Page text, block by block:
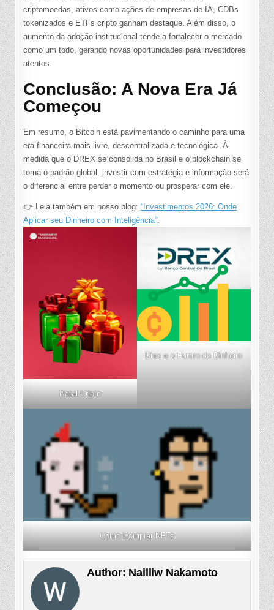
criptomoedas, ativos como ações de empresas de IA, CDBs
tokenizados e ETFs cripto ganham destaque. Além disso, o
aumento da adoção institucional tende a fortalecer o mercado
como um todo, gerando novas oportunidades para investidores
atentos.
Conclusão: A Nova Era Já
Começou
Em resumo, o Bitcoin está pavimentando o caminho para uma
era financeira mais livre, descentralizada e tecnológica. À
medida que o DREX se consolida no Brasil e o blockchain se
torna o padrão global, investir com estratégia e informação será
o diferencial entre perder o momento ou prosperar com ele.
👉 Leia também em nosso blog:“Investimentos 2026: Onde
Aplicar seu Dinheiro com Inteligência”
Natal Cripto
Drex e o Futuro do Dinheiro
Como Comprar NFTs
Author: Nailliw Nakamoto